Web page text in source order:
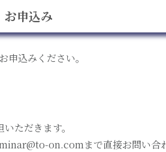
お申込み
込みください。
ただきます。
on.comまで直接お問い合